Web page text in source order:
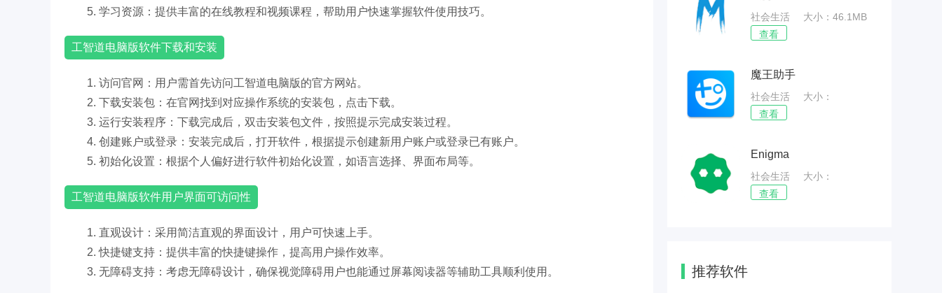
5. 学习资源：提供丰富的在线教程和视频课程，帮助用户快速掌握软件使用技巧。
工智道电脑版软件下载和安装
1. 访问官网：用户需首先访问工智道电脑版的官方网站。
2. 下载安装包：在官网找到对应操作系统的安装包，点击下载。
3. 运行安装程序：下载完成后，双击安装包文件，按照提示完成安装过程。
4. 创建账户或登录：安装完成后，打开软件，根据提示创建新用户账户或登录已有账户。
5. 初始化设置：根据个人偏好进行软件初始化设置，如语言选择、界面布局等。
工智道电脑版软件用户界面可访问性
1. 直观设计：采用简洁直观的界面设计，用户可快速上手。
2. 快捷键支持：提供丰富的快捷键操作，提高用户操作效率。
3. 无障碍支持：考虑无障碍设计，确保视觉障碍用户也能通过屏幕阅读器等辅助工具顺利使用。
社会生活
大小：46.1MB
查看
魔王助手
社会生活
大小：
47.37MB
查看
Enigma
社会生活
大小：
53.19MB
查看
推荐软件